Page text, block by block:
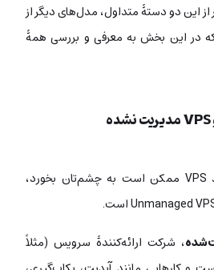
این دو دستۀ متداول، مدل‌های دیگر از
در این بخش به معرفی و بررسی همۀ
اولین موردی که در خرید VPS ممکن است به چشم‌تان بخورد،
، شرکت ارائه‌کنندۀ سرویس (مثلاً